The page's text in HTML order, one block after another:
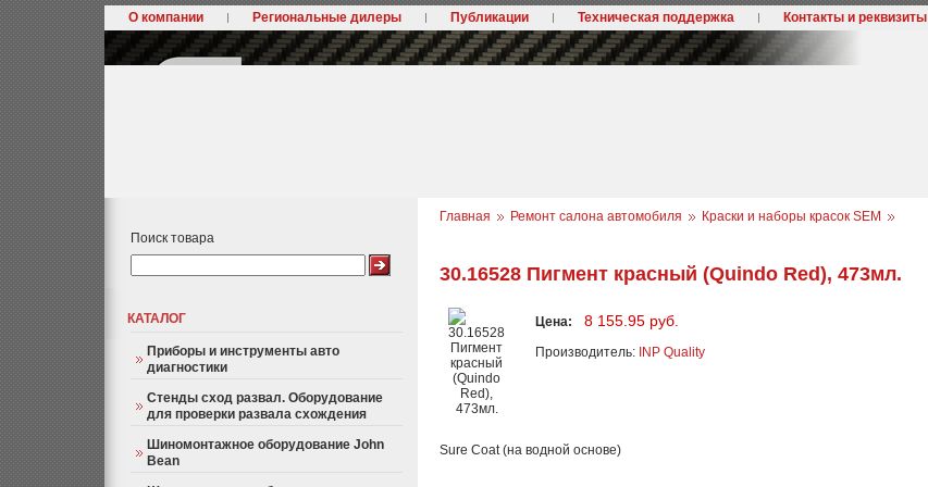
О компании Региональные дилеры Публикации Техническая поддержка Контакты и реквизиты
Поиск товара
КАТАЛОГ
Приборы и инструменты авто
диагностики
Стенды сход развал. Оборудование
для проверки развала схождения
Шиномонтажное оборудование John
Bean
Главная Ремонт салона автомобиля Краски и наборы красок SEM
30.16528 Пигмент красный (Quindo Red), 473мл.
Цена: 8 155.95 руб.
Производитель: INP Quality
Sure Coat (на водной основе)